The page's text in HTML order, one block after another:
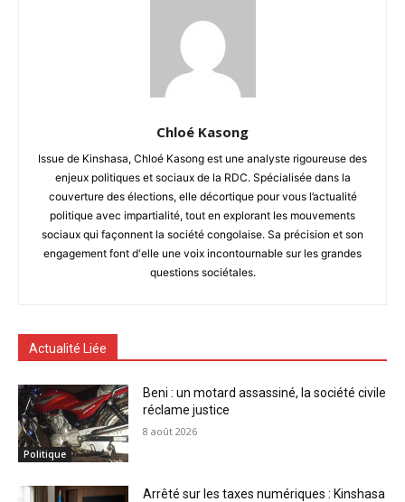
Chloé Kasong
Issue de Kinshasa, Chloé Kasong est une analyste rigoureuse des
enjeux politiques et sociaux de la RDC. Spécialisée dans la
couverture des élections, elle décortique pour vous l’actualité
politique avec impartialité, tout en explorant les mouvements
sociaux qui façonnent la société congolaise. Sa précision et son
engagement font d'elle une voix incontournable sur les grandes
questions sociétales.
Actualité Liée
Politique
Beni : un motard assassiné, la société civile
réclame justice
8 août 2026
Arrêté sur les taxes numériques : Kinshasa